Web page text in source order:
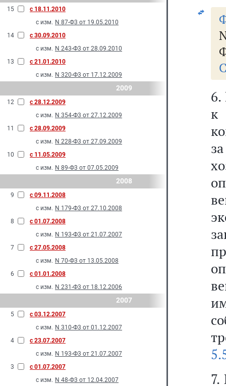
15
с 18.11.2010
с изм. N 87-Ф3 от 19.05.2010
14
с 30.09.2010
с изм. N 243-Ф3 от 28.09.2010
13
с 21.01.2010
с изм. N 320-Ф3 от 17.12.2009
2009
12
с 28.12.2009
с изм. N 354-Ф3 от 27.12.2009
11
с 28.09.2009
с изм. N 228-Ф3 от 27.09.2009
10
с 11.05.2009
с изм. N 89-Ф3 от 07.05.2009
2008
9
с 09.11.2008
с изм. N 179-Ф3 от 27.10.2008
8
с 01.07.2008
с изм. N 193-Ф3 от 21.07.2007
7
с 27.05.2008
с изм. N 70-Ф3 от 13.05.2008
6
с 01.01.2008
с изм. N 231-Ф3 от 18.12.2006
2007
5
с 03.12.2007
с изм. N 310-Ф3 от 01.12.2007
4
с 23.07.2007
с изм. N 193-Ф3 от 21.07.2007
3
с 01.07.2007
с изм. N 48-Ф3 от 12.04.2007
6.
к
7.